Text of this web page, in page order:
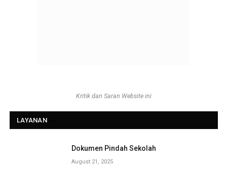
Kritik dan Saran Website ini
LAYANAN
Dokumen Pindah Sekolah
August 21, 2025